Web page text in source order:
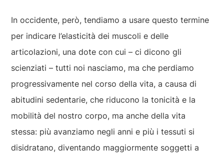
In occidente, però, tendiamo a usare questo termine
per indicare l’elasticità dei muscoli e delle
articolazioni, una dote con cui – ci dicono gli
scienziati – tutti noi nasciamo, ma che perdiamo
progressivamente nel corso della vita, a causa di
abitudini sedentarie, che riducono la tonicità e la
mobilità del nostro corpo, ma anche della vita
stessa: più avanziamo negli anni e più i tessuti si
disidratano, diventando maggiormente soggetti a